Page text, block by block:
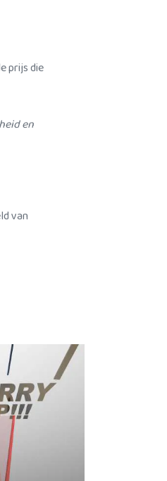
prijs die
en
van